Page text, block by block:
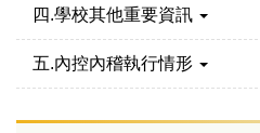
四.學校其他重要資訊
五.內控內稽執行情形